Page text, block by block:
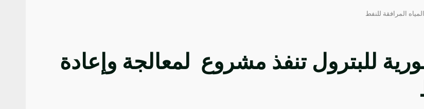
المرافقة للنفط
للبترول تنفذ مشروع لمعالجة وإعادة